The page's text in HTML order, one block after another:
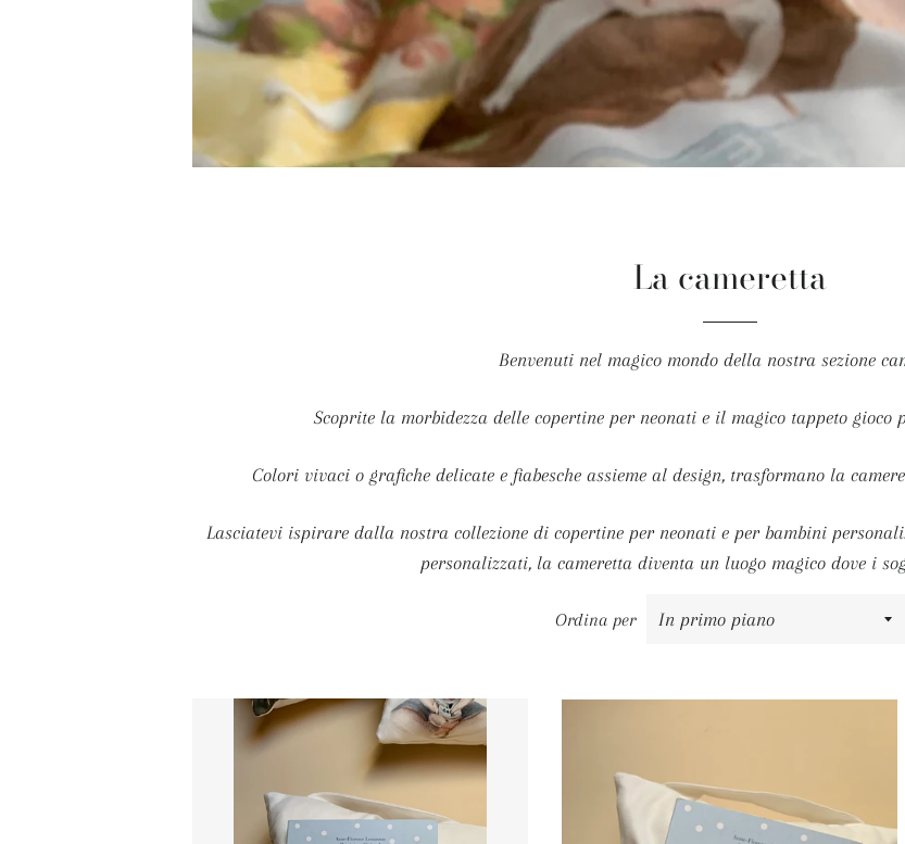
La cameretta
Benvenuti nel magico mondo della nostra sezione
Scoprite la morbidezza delle copertine per neonati e il magico tappeto
Colori vivaci o grafiche delicate e fiabesche assieme al design, trasformano la
Lasciatevi ispirare dalla nostra collezione di copertine per neonati e per bambini
personalizzati, la cameretta diventa un luogo magico dove i
Ordina per